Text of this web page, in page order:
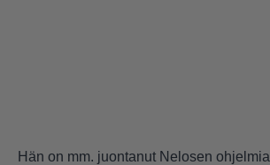
Hän on mm. juontanut Nelosen ohjelmia